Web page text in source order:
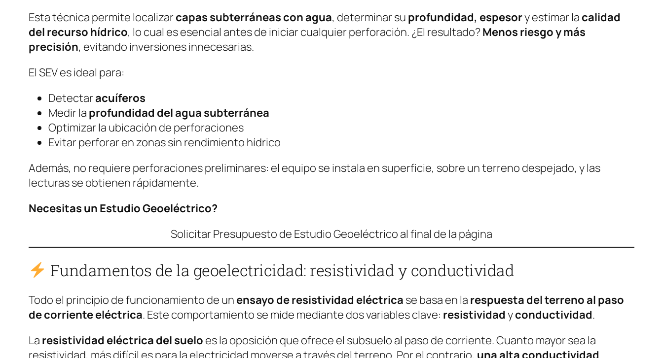
Esta técnica permite localizar capas subterráneas con agua, determinar su profundidad, espesory estimar la calidad
del recurso hídrico, lo cual es esencial antes de iniciar cualquier perforación. ¿El resultado?Menos riesgo y más
precisión, evitando inversiones innecesarias.
El SEV es ideal para:
Detectaracuíferos
Medir la profundidad del agua subterránea
Optimizar la ubicación de perforaciones
Evitar perforar en zonas sin rendimiento hídrico
Además, no requiere perforaciones preliminares: el equipo se instala en superficie, sobre un terreno despejado, y las
lecturas se obtienen rápidamente.
Necesitas un Estudio Geoeléctrico?
Solicitar Presupuesto de Estudio Geoeléctrico al final de la página
Fundamentos de la geoelectricidad: resistividad y conductividad
Todo el principio de funcionamiento de un ensayo de resistividad eléctrica se basa en la respuesta del terreno al paso
de corriente eléctrica. Este comportamiento se mide mediante dos variables clave: resistividad yconductividad.
La resistividad eléctrica del suelo es la oposición que ofrece el subsuelo al paso de corriente. Cuanto mayor sea la